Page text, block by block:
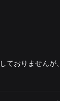
ておりませんが